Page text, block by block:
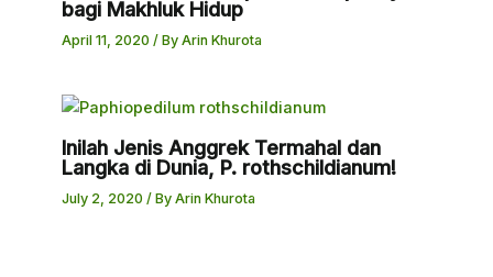
bagi Makhluk Hidup
April 11, 2020 / ByArin Khurota
Inilah Jenis Anggrek Termahal dan
Langka di Dunia, P. rothschildianum!
July 2, 2020 / ByArin Khurota